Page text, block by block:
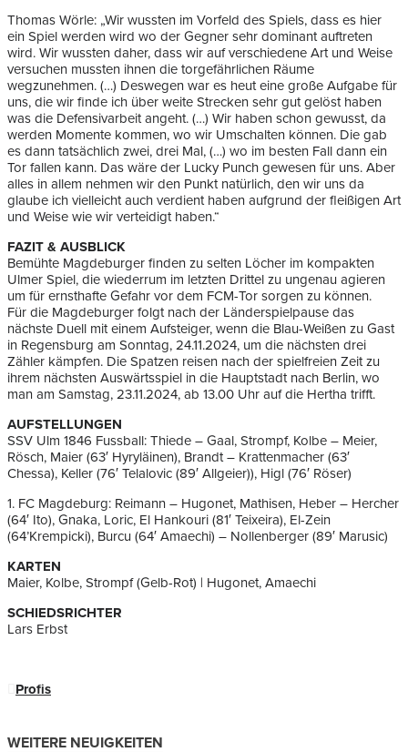
Thomas Wörle: „Wir wussten im Vorfeld des Spiels, dass es hier
ein Spiel werden wird wo der Gegner sehr dominant auftreten
wird. Wir wussten daher, dass wir auf verschiedene Art und Weise
versuchen mussten ihnen die torgefährlichen Räume
wegzunehmen. (…) Deswegen war es heut eine große Aufgabe für
uns, die wir finde ich über weite Strecken sehr gut gelöst haben
was die Defensivarbeit angeht. (…) Wir haben schon gewusst, da
werden Momente kommen, wo wir Umschalten können. Die gab
es dann tatsächlich zwei, drei Mal, (…) wo im besten Fall dann ein
Tor fallen kann. Das wäre der Lucky Punch gewesen für uns. Aber
alles in allem nehmen wir den Punkt natürlich, den wir uns da
glaube ich vielleicht auch verdient haben aufgrund der fleißigen Art
und Weise wie wir verteidigt haben.“
FAZIT & AUSBLICK
Bemühte Magdeburger finden zu selten Löcher im kompakten
Ulmer Spiel, die wiederrum im letzten Drittel zu ungenau agieren
um für ernsthafte Gefahr vor dem FCM-Tor sorgen zu können.
Für die Magdeburger folgt nach der Länderspielpause das
nächste Duell mit einem Aufsteiger, wenn die Blau-Weißen zu Gast
in Regensburg am Sonntag, 24.11.2024, um die nächsten drei
Zähler kämpfen. Die Spatzen reisen nach der spielfreien Zeit zu
ihrem nächsten Auswärtsspiel in die Hauptstadt nach Berlin, wo
man am Samstag, 23.11.2024, ab 13.00 Uhr auf die Hertha trifft.
AUFSTELLUNGEN
SSV Ulm 1846 Fussball: Thiede – Gaal, Strompf, Kolbe – Meier,
Rösch, Maier (63′ Hyryläinen), Brandt – Krattenmacher (63′
Chessa), Keller (76′ Telalovic (89′ Allgeier)), Higl (76′ Röser)
1. FC Magdeburg: Reimann – Hugonet, Mathisen, Heber – Hercher
(64′ Ito), Gnaka, Loric, El Hankouri (81′ Teixeira), El-Zein
(64’Krempicki), Burcu (64′ Amaechi) – Nollenberger (89′ Marusic)
KARTEN
Maier, Kolbe, Strompf (Gelb-Rot) | Hugonet, Amaechi
SCHIEDSRICHTER
Lars Erbst
Profis
WEITERE NEUIGKEITEN